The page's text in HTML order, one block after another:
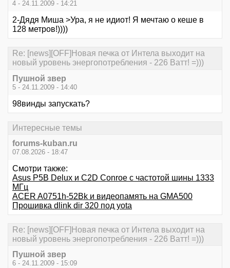
4 - 24.11.2009 - 14:21
2-Дядя Миша >Ура, я не идиот! Я мечтаю о кеше в
128 метров!))))
Re: [news][OFF]Новая печка от Интела выходит на
новый уровень энергопотребления - 226 Ватт! =)))
Пушной звер
5 - 24.11.2009 - 14:40
98винды запускать?
Интересные темы
forums-kuban.ru
07.08.2026 - 18:47
Смотри также:
Asus P5B Delux и С2D Conroe с частотой шины 1333
МГц
ACER A0751h-52Bk и видеопамять на GMA500
Прошивка dlink dir 320 под yota
Re: [news][OFF]Новая печка от Интела выходит на
новый уровень энергопотребления - 226 Ватт! =)))
Пушной звер
6 - 24.11.2009 - 15:09